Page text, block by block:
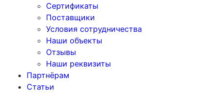
Сертификаты
Поставщики
Условия сотрудничества
Наши объекты
Отзывы
Наши реквизиты
Партнёрам
Статьи